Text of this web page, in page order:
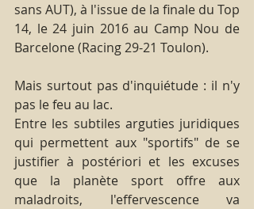
sans AUT), à l'issue de la finale du Top
14, le 24 juin 2016 au Camp Nou de
Barcelone (Racing 29-21 Toulon).
Mais surtout pas d'inquiétude : il n'y
pas le feu au lac.
Entre les subtiles arguties juridiques
qui permettent aux "sportifs" de se
justifier à postériori et les excuses
que la planète sport offre aux
maladroits, l'effervescence va